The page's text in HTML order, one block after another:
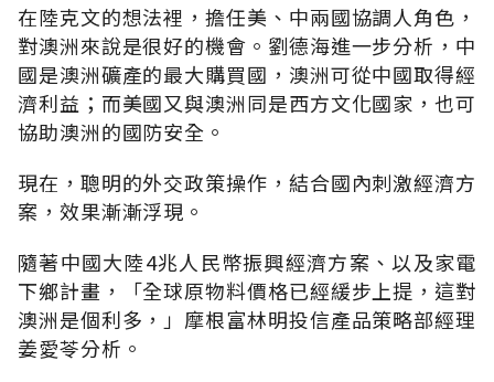
在陸克文的想法裡，擔任美、中兩國協調人角色，
對澳洲來說是很好的機會。劉德海進一步分析，中
國是澳洲礦產的最大購買國，澳洲可從中國取得經
濟利益；而美國又與澳洲同是西方文化國家，也可
協助澳洲的國防安全。
現在，聰明的外交政策操作，結合國內刺激經濟方
案，效果漸漸浮現。
隨著中國大陸4兆人民幣振興經濟方案、以及家電
下鄉計畫，「全球原物料價格已經緩步上提，這對
澳洲是個利多，」摩根富林明投信產品策略部經理
姜愛苓分析。